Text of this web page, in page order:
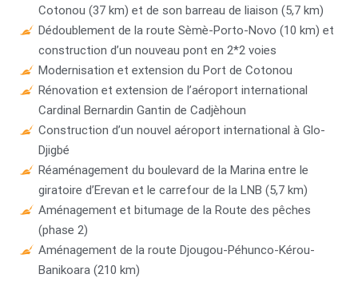
Cotonou (37 km) et de son barreau de liaison (5,7 km)
Dédoublement de la route Sèmè-Porto-Novo (10 km) et
construction d’un nouveau pont en 2*2 voies
Modernisation et extension du Port de Cotonou
Rénovation et extension de l’aéroport international
Cardinal Bernardin Gantin de Cadjèhoun
Construction d’un nouvel aéroport international à Glo-
Djigbé
Réaménagement du boulevard de la Marina entre le
giratoire d’Erevan et le carrefour de la LNB (5,7 km)
Aménagement et bitumage de la Route des pêches
(phase 2)
Aménagement de la route Djougou-Péhunco-Kérou-
Banikoara (210 km)